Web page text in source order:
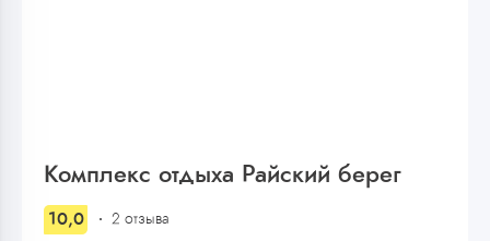
Комплекс отдыха Райский берег
10,0 2 отзыва